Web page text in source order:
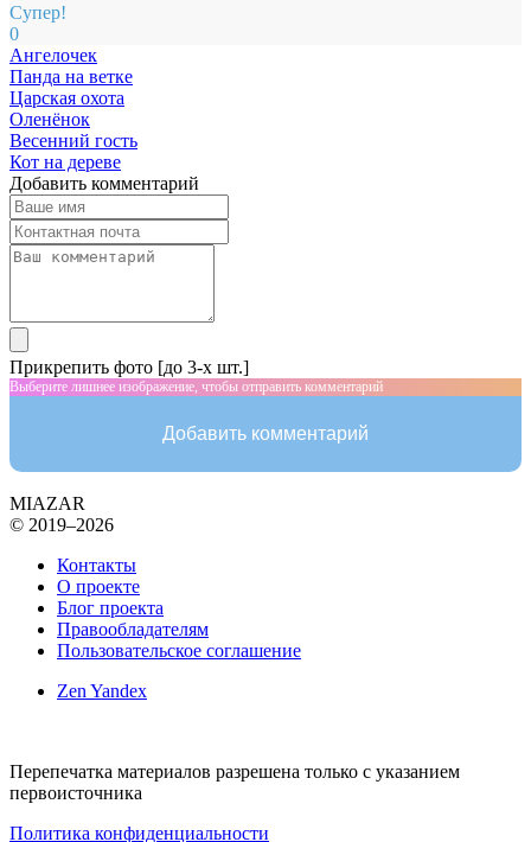
Супер!
0
Ангелочек
Панда на ветке
Царская охота
Оленёнок
Весенний гость
Кот на дереве
Добавить комментарий
Прикрепить фото [до 3-х шт.]
Выберите лишнее изображение, чтобы отправить комментарий
Добавить комментарий
MIAZAR
© 2019–2026
Контакты
О проекте
Блог проекта
Правообладателям
Пользовательское соглашение
Zen Yandex
Перепечатка материалов разрешена только с указанием
первоисточника
Политика конфиденциальности